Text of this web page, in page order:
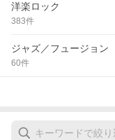
洋楽ロック
383件
ジャズ／フュージョン
60件